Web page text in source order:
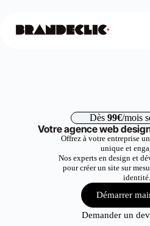
Dès 99€/mois
Votre agence web
Offrez à votre entreprise
unique et
Nos experts en design et
pour créer un site sur
identité.
Démarrer
Demander un